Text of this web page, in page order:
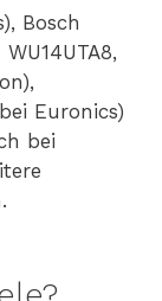
Bosch
Euronics)
bei